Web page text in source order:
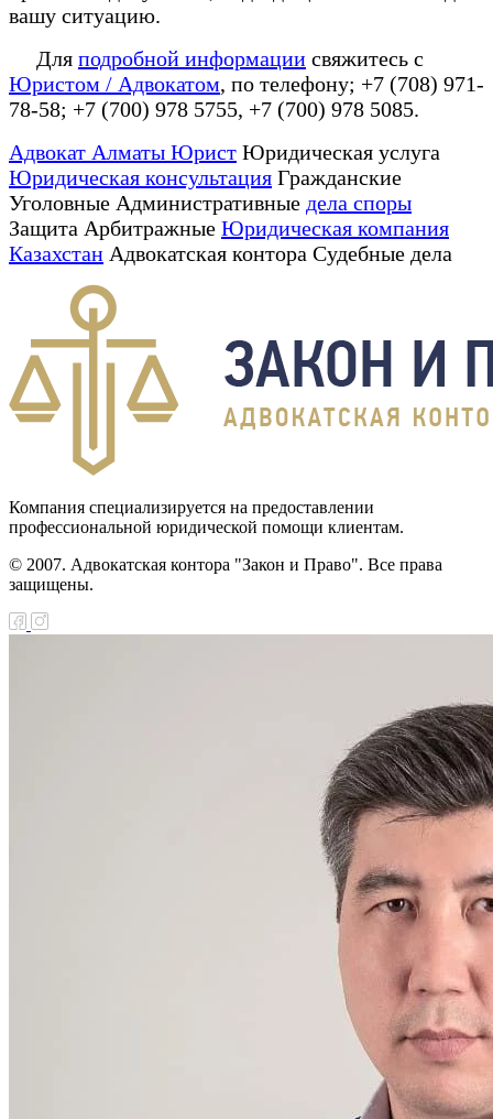
вашу ситуацию.
Для подробной информации свяжитесь с
Юристом / Адвокатом, по телефону; +7 (708) 971-
78-58; +7 (700) 978 5755, +7 (700) 978 5085.
Адвокат Алматы Юрист Юридическая услуга
Юридическая консультация Гражданские
Уголовные Административные дела споры
Защита Арбитражные Юридическая компания
Казахстан Адвокатская контора Судебные дела
Компания специализируется на предоставлении
профессиональной юридической помощи клиентам.
© 2007. Адвокатская контора "Закон и Право". Все права
защищены.